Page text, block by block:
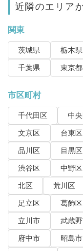
近隣のエリア
関東
茨城県 栃木県
千葉県
東京都
市区町村
千代田区 中
文京区
台東区
品川区
目黒区
渋谷区
中野区
北区
荒川区
足立区
葛飾区
立川市
武蔵
府中市
昭島市